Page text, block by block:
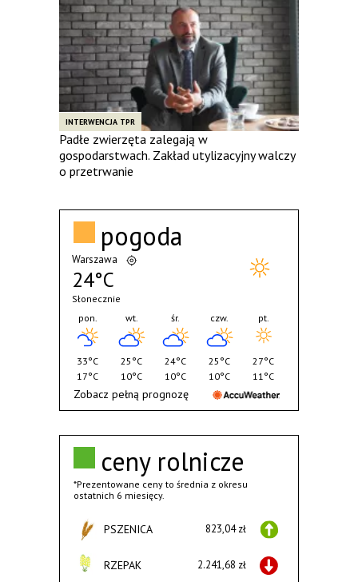
INTERWENCJA TPR
Padłe zwierzęta zalegają w
gospodarstwach. Zakład utylizacyjny walczy
o przetrwanie
ceny rolnicze
*Prezentowane ceny to średnia z okresu
ostatnich 6 miesięcy.
PSZENICA 823,04 zł
RZEPAK 2.241,68 zł
pogoda
Warszawa
24°C
Słonecznie
pon.
33°C
17°C
wt.
25°C
10°C
śr.
24°C
10°C
czw.
25°C
10°C
pt.
27°C
11°C
Zobacz pełną prognozę